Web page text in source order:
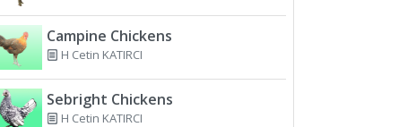
Campine Chickens
H Cetin KATIRCI
Sebright Chickens
H Cetin KATIRCI